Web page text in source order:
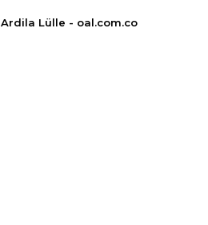
Lülle - oal.com.co